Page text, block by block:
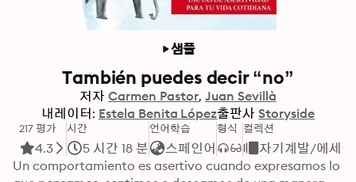
샘플
También puedes decir “no”
저자 Carmen Pastor Juan Sevillà
내레이터: Estela Benita López출판사 Storyside
217 평가
4.3
시간
5 시간 18 분
언어학습
스페인어
형식 컬렉션
자기계발/에세이
Un comportamiento es asertivo cuando expresamos lo